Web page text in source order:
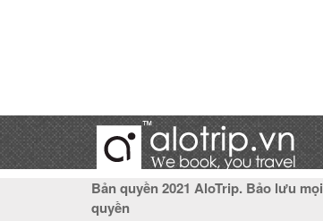
Bản quyền 2021 AloTrip. Bảo lưu mọi
quyền